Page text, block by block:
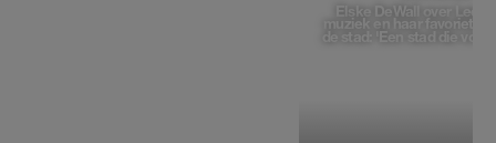
Elske DeWall over
muziek en haar favoriete
de stad: 'Een stad die